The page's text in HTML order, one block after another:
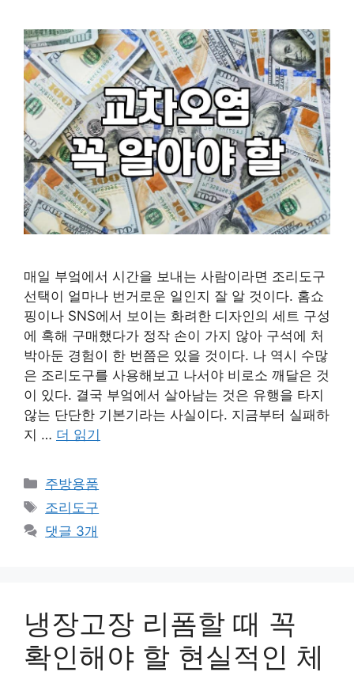
매일 부엌에서 시간을 보내는 사람이라면 조리도구
선택이 얼마나 번거로운 일인지 잘 알 것이다. 홈쇼
핑이나 SNS에서 보이는 화려한 디자인의 세트 구성
에 혹해 구매했다가 정작 손이 가지 않아 구석에 처
박아둔 경험이 한 번쯤은 있을 것이다. 나 역시 수많
은 조리도구를 사용해보고 나서야 비로소 깨달은 것
이 있다. 결국 부엌에서 살아남는 것은 유행을 타지
않는 단단한 기본기라는 사실이다. 지금부터 실패하
지 … 더 읽기
카
테
리
주방용품
태
그
조리도구
댓글 3개
냉장고장 리폼할 때 꼭
확인해야 할 현실적인 체